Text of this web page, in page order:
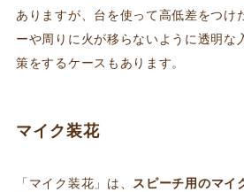
ありますが、台を使って高低差をつけ
ーや周りに火が移らないように透明な
策をするケースもあります。
マイク装花
「マイク装花」は、 スピーチ用のマイ